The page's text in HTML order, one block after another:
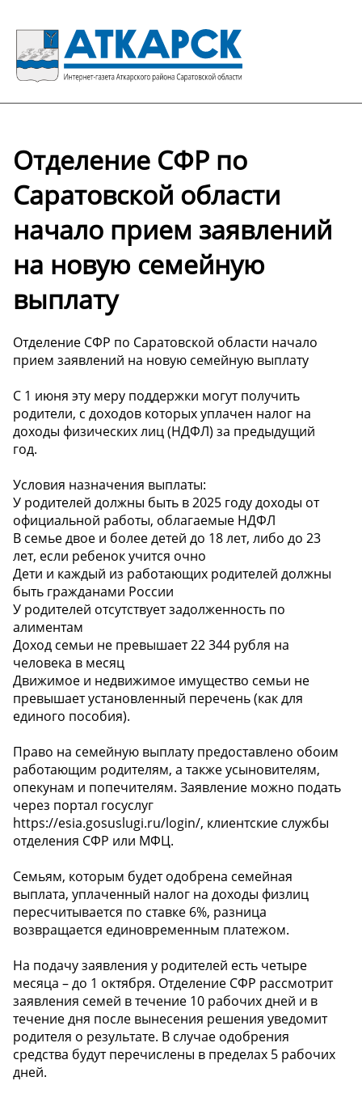
Отделение СФР по
Саратовской области
начало прием заявлений
на новую семейную
выплату
Отделение СФР по Саратовской области начало
прием заявлений на новую семейную выплату
С 1 июня эту меру поддержки могут получить
родители, с доходов которых уплачен налог на
доходы физических лиц (НДФЛ) за предыдущий
год.
Условия назначения выплаты:
У родителей должны быть в 2025 году доходы от
официальной работы, облагаемые НДФЛ
В семье двое и более детей до 18 лет, либо до 23
лет, если ребенок учится очно
Дети и каждый из работающих родителей должны
быть гражданами России
У родителей отсутствует задолженность по
алиментам
Доход семьи не превышает 22 344 рубля на
человека в месяц
Движимое и недвижимое имущество семьи не
превышает установленный перечень (как для
единого пособия).
Право на семейную выплату предоставлено обоим
работающим родителям, а также усыновителям,
опекунам и попечителям. Заявление можно подать
через портал госуслуг
https://esia.gosuslugi.ru/login/, клиентские службы
отделения СФР или МФЦ.
Семьям, которым будет одобрена семейная
выплата, уплаченный налог на доходы физлиц
пересчитывается по ставке 6%, разница
возвращается единовременным платежом.
На подачу заявления у родителей есть четыре
месяца – до 1 октября. Отделение СФР рассмотрит
заявления семей в течение 10 рабочих дней и в
течение дня после вынесения решения уведомит
родителя о результате. В случае одобрения
средства будут перечислены в пределах 5 рабочих
дней.